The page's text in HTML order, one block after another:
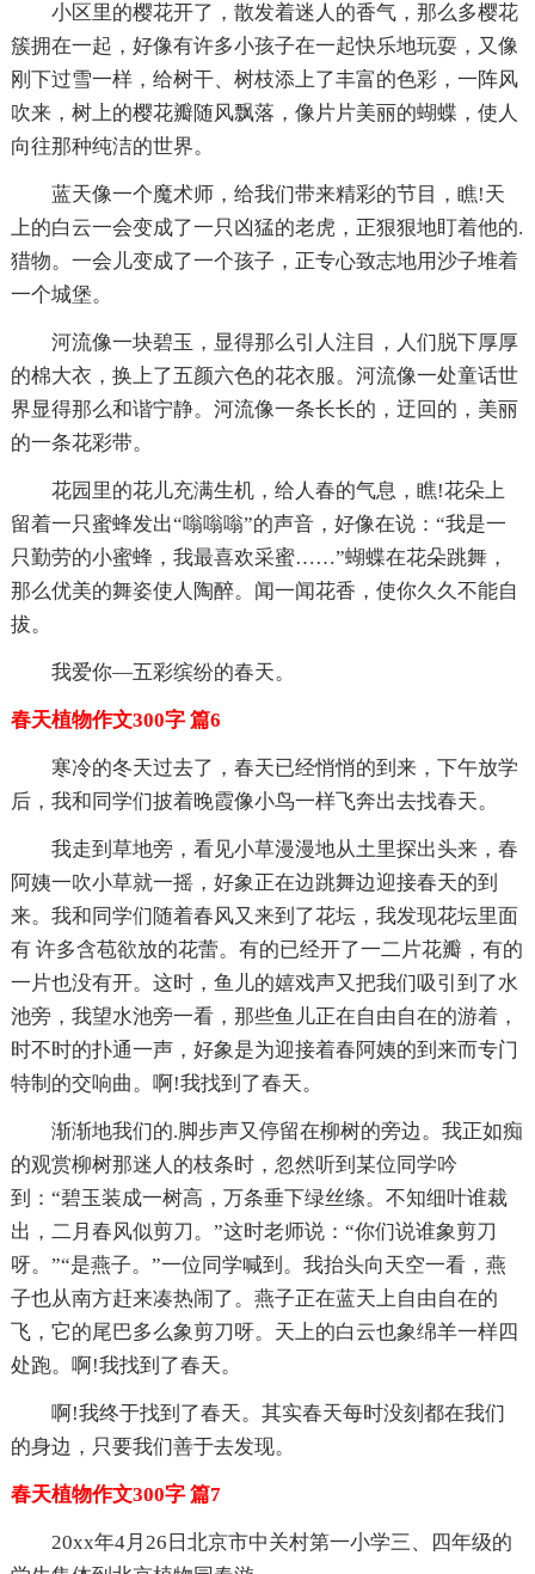
小区里的樱花开了，散发着迷人的香气，那么多樱花
簇拥在一起，好像有许多小孩子在一起快乐地玩耍，又像
刚下过雪一样，给树干、树枝添上了丰富的色彩，一阵风
吹来，树上的樱花瓣随风飘落，像片片美丽的蝴蝶，使人
向往那种纯洁的世界。
蓝天像一个魔术师，给我们带来精彩的节目，瞧!天
上的白云一会变成了一只凶猛的老虎，正狠狠地盯着他的.
猎物。一会儿变成了一个孩子，正专心致志地用沙子堆着
一个城堡。
河流像一块碧玉，显得那么引人注目，人们脱下厚厚
的棉大衣，换上了五颜六色的花衣服。河流像一处童话世
界显得那么和谐宁静。河流像一条长长的，迂回的，美丽
的一条花彩带。
花园里的花儿充满生机，给人春的气息，瞧!花朵上
留着一只蜜蜂发出“嗡嗡嗡”的声音，好像在说：“我是一
只勤劳的小蜜蜂，我最喜欢采蜜……”蝴蝶在花朵跳舞，
那么优美的舞姿使人陶醉。闻一闻花香，使你久久不能自
拔。
我爱你—五彩缤纷的春天。
春天植物作文300字 篇6
寒冷的冬天过去了，春天已经悄悄的到来，下午放学
后，我和同学们披着晚霞像小鸟一样飞奔出去找春天。
我走到草地旁，看见小草漫漫地从土里探出头来，春
阿姨一吹小草就一摇，好象正在边跳舞边迎接春天的到
来。我和同学们随着春风又来到了花坛，我发现花坛里面
有 许多含苞欲放的花蕾。有的已经开了一二片花瓣，有的
一片也没有开。这时，鱼儿的嬉戏声又把我们吸引到了水
池旁，我望水池旁一看，那些鱼儿正在自由自在的游着，
时不时的扑通一声，好象是为迎接着春阿姨的到来而专门
特制的交响曲。啊!我找到了春天。
渐渐地我们的.脚步声又停留在柳树的旁边。我正如痴
的观赏柳树那迷人的枝条时，忽然听到某位同学吟
到：“碧玉装成一树高，万条垂下绿丝绦。不知细叶谁裁
出，二月春风似剪刀。”这时老师说：“你们说谁象剪刀
呀。”“是燕子。”一位同学喊到。我抬头向天空一看，燕
子也从南方赶来凑热闹了。燕子正在蓝天上自由自在的
飞，它的尾巴多么象剪刀呀。天上的白云也象绵羊一样四
处跑。啊!我找到了春天。
啊!我终于找到了春天。其实春天每时没刻都在我们
的身边，只要我们善于去发现。
春天植物作文300字 篇7
20xx年4月26日北京市中关村第一小学三、四年级的